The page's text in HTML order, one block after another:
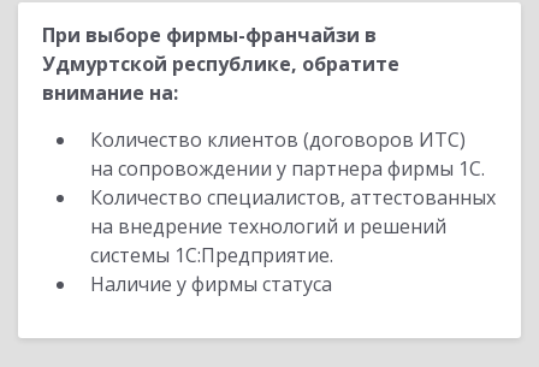
При выборе фирмы-франчайзи в
Удмуртской республике, обратите
внимание на:
Количество клиентов (договоров ИТС)
на сопровождении у партнера фирмы 1С.
Количество специалистов, аттестованных
на внедрение технологий и решений
системы 1С:Предприятие.
Наличие у фирмы статуса